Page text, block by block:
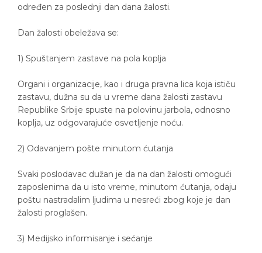
određen za poslednji dan dana žalosti.
Dan žalosti obeležava se:
1) Spuštanjem zastave na pola koplja
Organi i organizacije, kao i druga pravna lica koja ističu
zastavu, dužna su da u vreme dana žalosti zastavu
Republike Srbije spuste na polovinu jarbola, odnosno
koplja, uz odgovarajuće osvetljenje noću.
2) Odavanjem pošte minutom ćutanja
Svaki poslodavac dužan je da na dan žalosti omogući
zaposlenima da u isto vreme, minutom ćutanja, odaju
poštu nastradalim ljudima u nesreći zbog koje je dan
žalosti proglašen.
3) Medijsko informisanje i sećanje